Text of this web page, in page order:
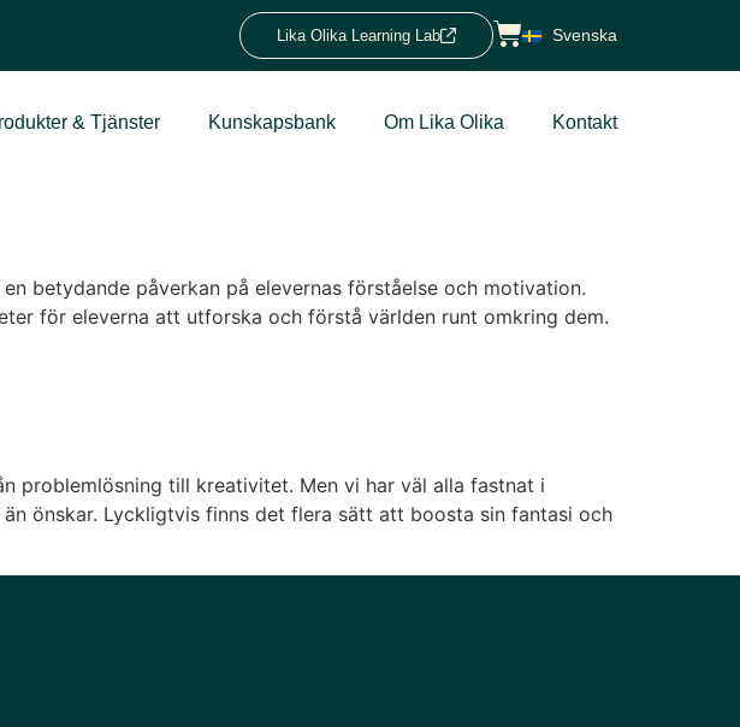
Lika Olika Learning Lab Svenska
& Tjänster Kunskapsbank Om Lika Olika Kontakt
betydande påverkan på elevernas förståelse och motivation.
för eleverna att utforska och förstå världen runt omkring dem.
problemlösning till kreativitet. Men vi har väl alla fastnat i
önskar. Lyckligtvis finns det flera sätt att boosta sin fantasi och